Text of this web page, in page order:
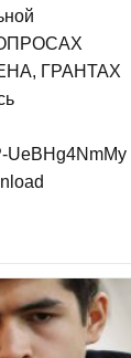
ГРАНТАХ
UeBHg4NmMy